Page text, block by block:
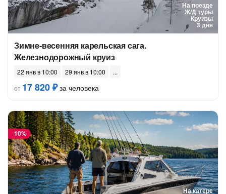
На поезде
Ж/Д туры
Круизы
3 дня
Зимне-весенняя карельская сага.
Железнодорожный круиз
22 янв в 10:00
29 янв в 10:00
от 17 820 ₽за человека
На катере
-10%